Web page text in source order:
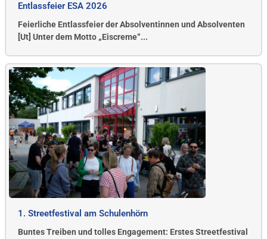
Entlassfeier ESA 2026
Feierliche Entlassfeier der Absolventinnen und Absolventen
[Ut] Unter dem Motto „Eiscreme“...
1. Streetfestival am Schulenhörn
Buntes Treiben und tolles Engagement: Erstes Streetfestival